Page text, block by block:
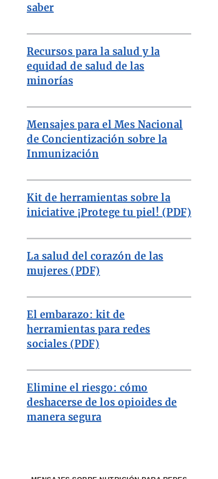
saber
Recursos para la salud y la
equidad de salud de las
minorías
Mensajes para el Mes Nacional
de Concientización sobre la
Inmunización
Kit de herramientas sobre la
iniciative ¡Protege tu piel! (PDF)
La salud del corazón de las
mujeres (PDF)
El embarazo: kit de
herramientas para redes
sociales (PDF)
Elimine el riesgo: cómo
deshacerse de los opioides de
manera segura